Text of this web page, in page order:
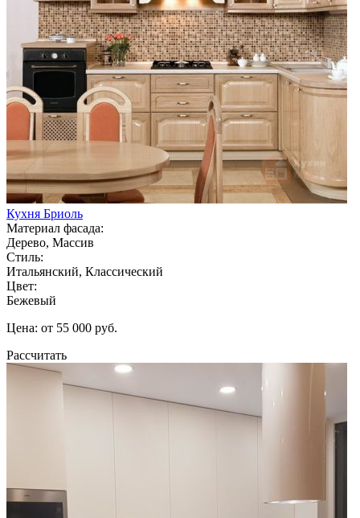
Кухня Бриоль
Материал фасада:
Дерево, Массив
Стиль:
Итальянский, Классический
Цвет:
Бежевый
Цена: от 55 000 руб.
Рассчитать